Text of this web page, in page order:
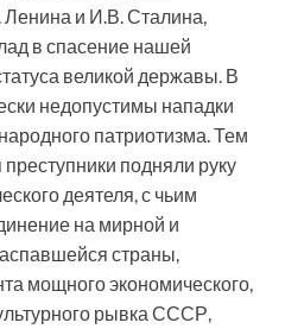
и И.В. Сталина,
в спасение нашей
великой державы. В
недопустимы нападки
патриотизма. Тем
подняли руку
деятеля, с чьим
на мирной и
страны,
мощного экономического,
рывка СССР,